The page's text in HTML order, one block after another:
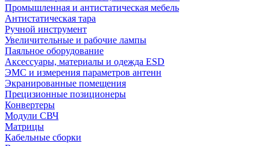
Промышленная и антистатическая мебель
Антистатическая тара
Ручной инструмент
Увеличительные и рабочие лампы
Паяльное оборудование
Аксессуары, материалы и одежда ESD
ЭМС и измерения параметров антенн
Экранированные помещения
Прецизионные позиционеры
Конвертеры
Модули СВЧ
Матрицы
Кабельные сборки